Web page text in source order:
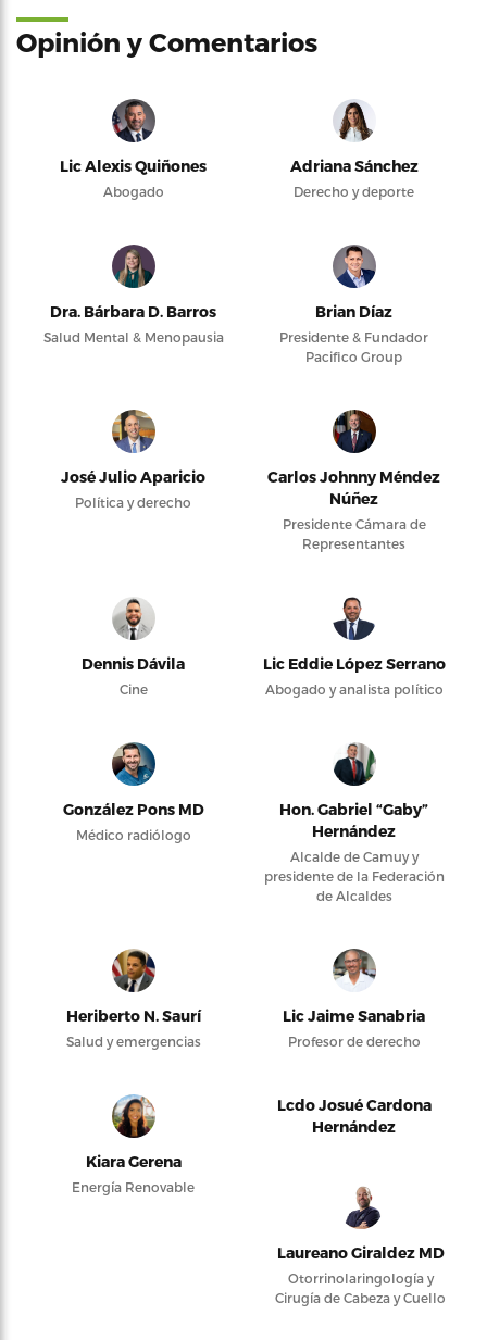
Opinión y Comentarios
Lic Alexis Quiñones
Abogado
Adriana Sánchez
Derecho y deporte
Dra. Bárbara D. Barros
Salud Mental & Menopausia
Brian Díaz
Presidente & Fundador
Pacifico Group
José Julio Aparicio
Política y derecho
Carlos Johnny Méndez
Núñez
Presidente Cámara de
Representantes
Dennis Dávila
Cine
Lic Eddie López Serrano
Abogado y analista político
González Pons MD
Médico radiólogo
Hon. Gabriel “Gaby”
Hernández
Alcalde de Camuy y
presidente de la Federación
de Alcaldes
Heriberto N. Saurí
Salud y emergencias
Lic Jaime Sanabria
Profesor de derecho
Kiara Gerena
Energía Renovable
Lcdo Josué Cardona
Hernández
Laureano Giraldez MD
Otorrinolaringología y
Cirugía de Cabeza y Cuello